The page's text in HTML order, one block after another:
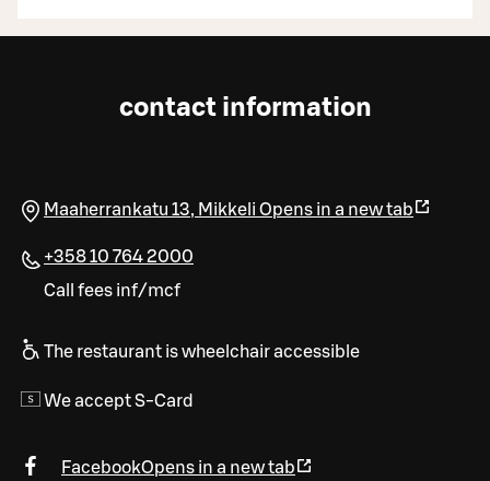
contact information
Maaherrankatu 13, Mikkeli Opens in a new tab
+358 10 764 2000
Call fees inf/mcf
The restaurant is wheelchair accessible
We accept S-Card
FacebookOpens in a new tab